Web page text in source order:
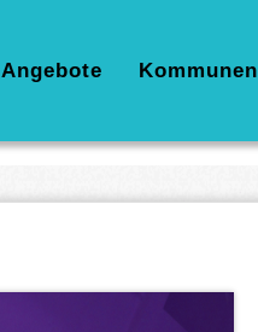
Angebote Kommunen